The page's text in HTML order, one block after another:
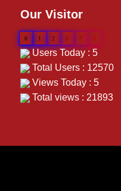
Our Visitor
0 1 2 5 7
Users Today : 5
Total Users : 12570
Views Today : 5
Total views : 21893